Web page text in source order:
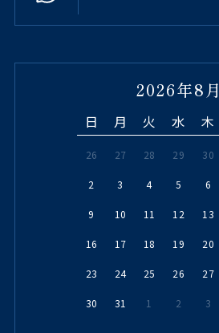
2026年8月
日 月 火 水 木
26 27 28 29 30
2 3 4 5 6
9 10 11 12 13
16 17 18 19 20
23 24 25 26 27
30 31 1 2 3